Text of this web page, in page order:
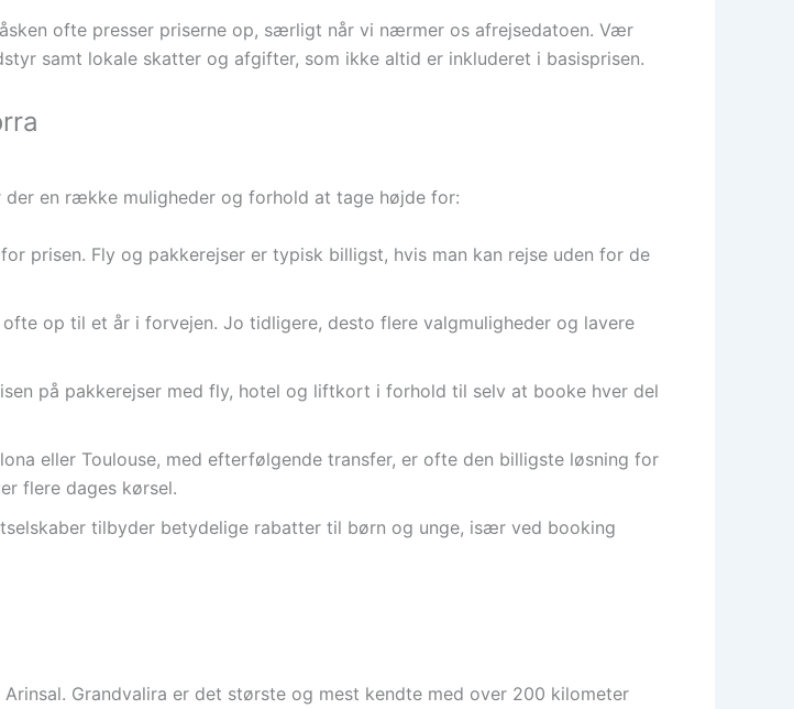
ofte presser priserne op, særligt når vi nærmer os afrejsedatoen. Vær
samt lokale skatter og afgifter, som ikke altid er inkluderet i basisprisen.
en række muligheder og forhold at tage højde for:
prisen. Fly og pakkerejser er typisk billigst, hvis man kan rejse uden for de
op til et år i forvejen. Jo tidligere, desto flere valgmuligheder og lavere
på pakkerejser med fly, hotel og liftkort i forhold til selv at booke hver del
eller Toulouse, med efterfølgende transfer, er ofte den billigste løsning for
flere dages kørsel.
tilbyder betydelige rabatter til børn og unge, især ved booking
Grandvalira er det største og mest kendte med over 200 kilometer